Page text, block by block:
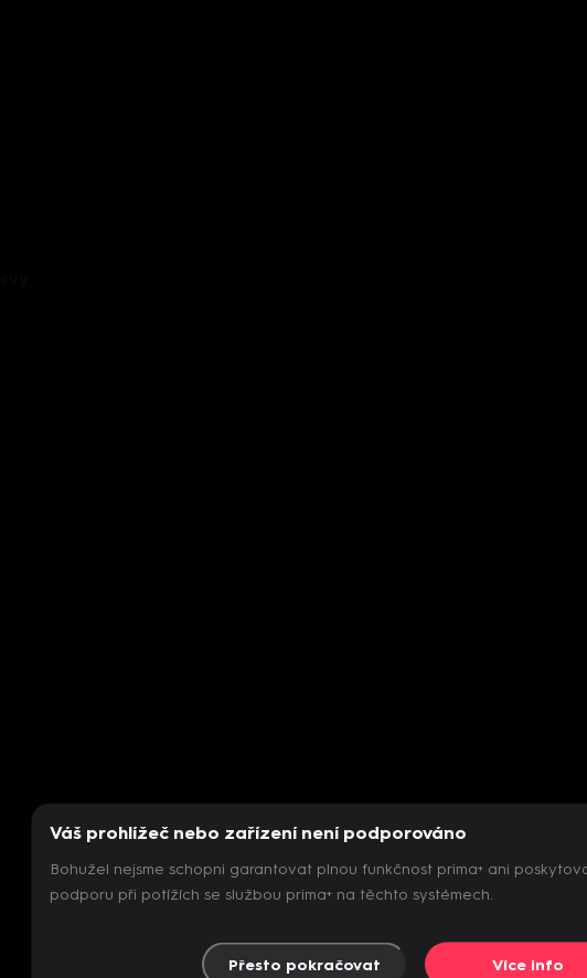
Váš prohlížeč nebo zařízení není podporováno
Bohužel nejsme schopni garantovat plnou funkčnost prima+ ani
podporu při potížích se službou prima+ na těchto systémech.
Přesto pokračovat Více info